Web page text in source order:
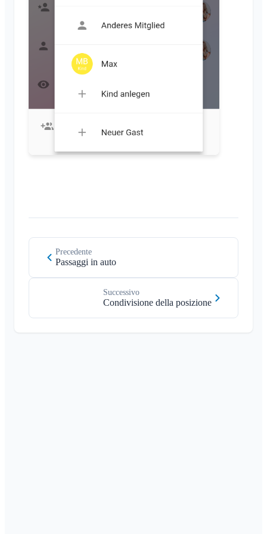
Precedente
Passaggi in auto
Successivo
Condivisione della posizione